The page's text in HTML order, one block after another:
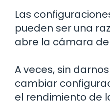
Las
pueden ser una
abre la cámara
A veces, sin
cambiar
el rendimiento de